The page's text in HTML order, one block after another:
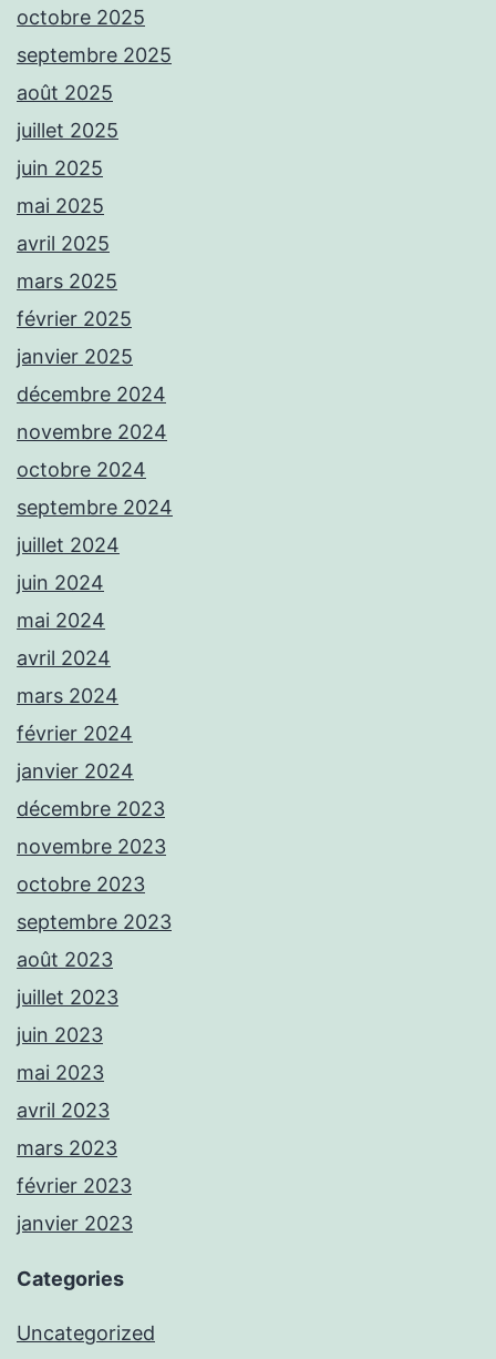
octobre 2025
septembre 2025
août 2025
juillet 2025
juin 2025
mai 2025
avril 2025
mars 2025
février 2025
janvier 2025
décembre 2024
novembre 2024
octobre 2024
septembre 2024
juillet 2024
juin 2024
mai 2024
avril 2024
mars 2024
février 2024
janvier 2024
décembre 2023
novembre 2023
octobre 2023
septembre 2023
août 2023
juillet 2023
juin 2023
mai 2023
avril 2023
mars 2023
février 2023
janvier 2023
Categories
Uncategorized